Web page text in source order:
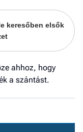
keresőben elsők
ahhoz, hogy
a szántást.